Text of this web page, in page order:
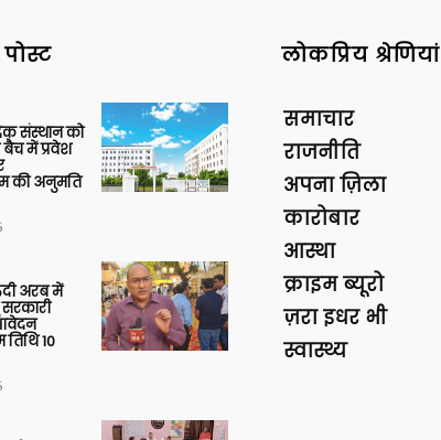
संस्थान को
में प्रवेश
की अनुमति
अरब में
सरकारी
10
लोकप्रिय श्रेणियां
समाचार
राजनीति
अपना ज़िला
कारोबार
आस्था
क्राइम ब्यूरो
ज़रा इधर भी
स्वास्थ्य